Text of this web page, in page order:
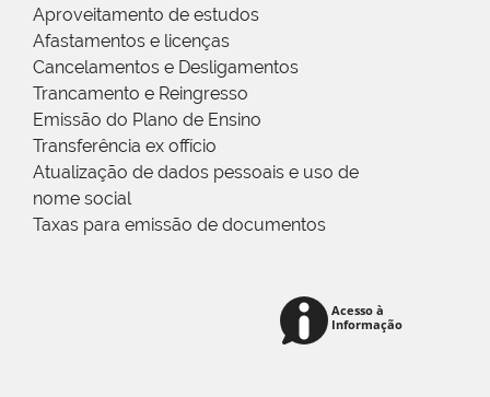
Aproveitamento de estudos
Afastamentos e licenças
Cancelamentos e Desligamentos
Trancamento e Reingresso
Emissão do Plano de Ensino
Transferência ex offício
Atualização de dados pessoais e uso de
nome social
Taxas para emissão de documentos